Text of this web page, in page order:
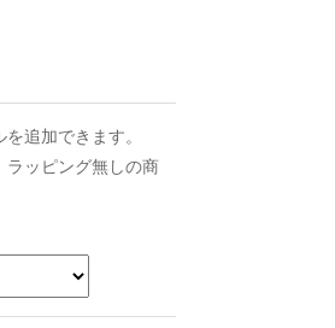
追加できます。
ラッピング無しの商